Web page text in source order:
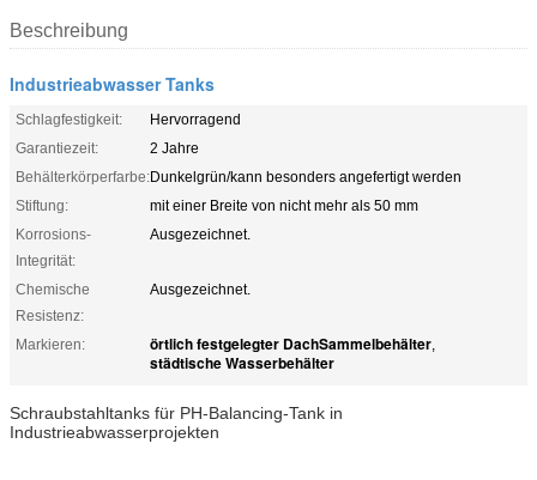
Beschreibung
Industrieabwasser Tanks
Schlagfestigkeit:
Hervorragend
Garantiezeit:
2 Jahre
Behälterkörperfarbe:Dunkelgrün/kann besonders angefertigt werden
Stiftung:
mit einer Breite von nicht mehr als 50 mm
Korrosions-
Integrität:
Ausgezeichnet.
Chemische
Resistenz:
Ausgezeichnet.
Markieren: örtlich festgelegter DachSammelbehälter,
städtische Wasserbehälter
Schraubstahltanks für PH-Balancing-Tank in
Industrieabwasserprojekten